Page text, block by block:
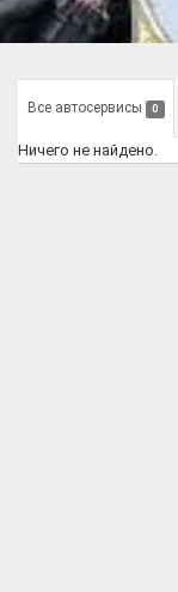
Все автосервисы 0
Ничего не найдено.